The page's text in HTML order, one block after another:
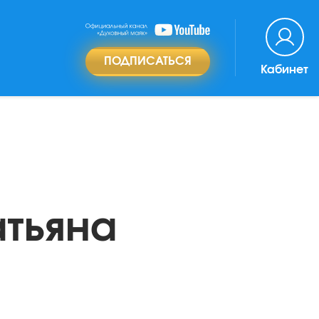
ПОДПИСАТЬСЯ
Кабинет